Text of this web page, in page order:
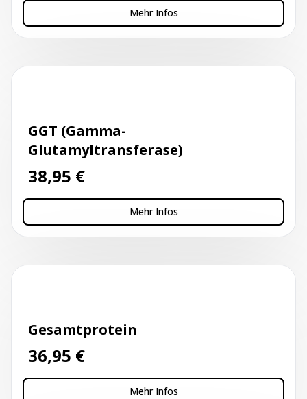
Mehr Infos
GGT (Gamma-
Glutamyltransferase)
38,95 €
Mehr Infos
Gesamtprotein
36,95 €
Mehr Infos